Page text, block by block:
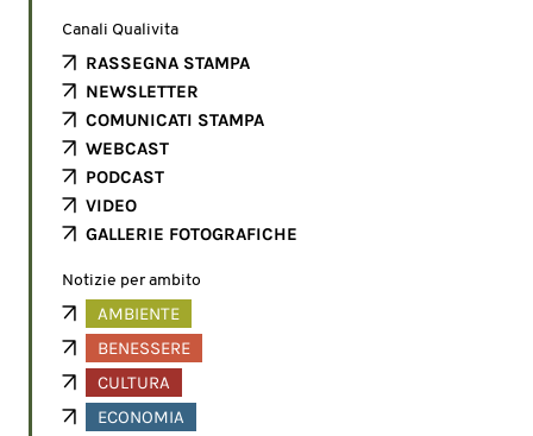
Canali Qualivita
RASSEGNA STAMPA
NEWSLETTER
COMUNICATI STAMPA
WEBCAST
PODCAST
VIDEO
GALLERIE FOTOGRAFICHE
Notizie per ambito
AMBIENTE
BENESSERE
CULTURA
ECONOMIA